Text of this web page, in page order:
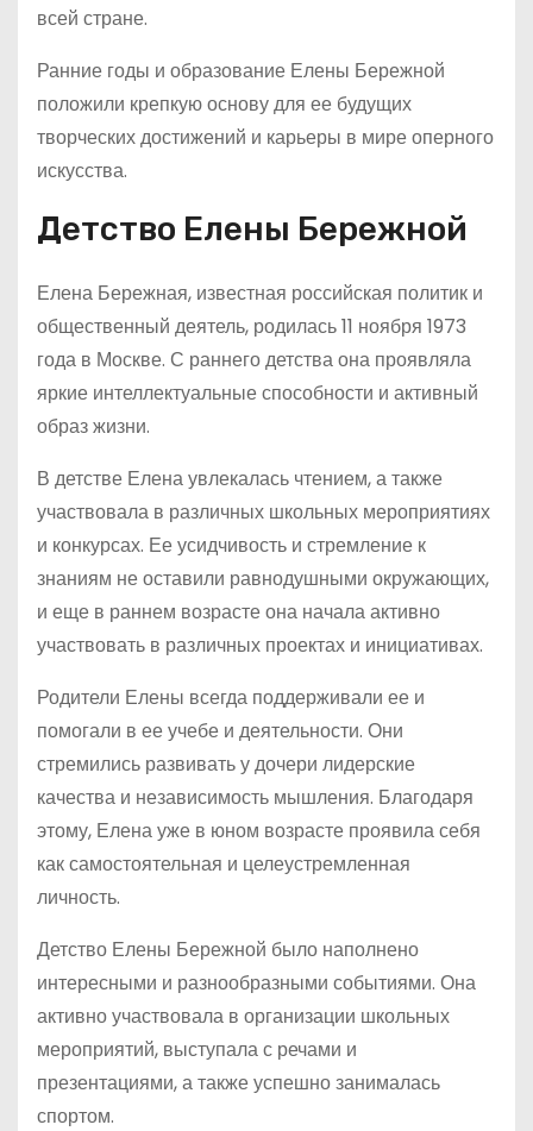
всей стране.
Ранние годы и образование Елены Бережной
положили крепкую основу для ее будущих
творческих достижений и карьеры в мире оперного
искусства.
Детство Елены Бережной
Елена Бережная, известная российская политик и
общественный деятель, родилась 11 ноября 1973
года в Москве. С раннего детства она проявляла
яркие интеллектуальные способности и активный
образ жизни.
В детстве Елена увлекалась чтением, а также
участвовала в различных школьных мероприятиях
и конкурсах. Ее усидчивость и стремление к
знаниям не оставили равнодушными окружающих,
и еще в раннем возрасте она начала активно
участвовать в различных проектах и инициативах.
Родители Елены всегда поддерживали ее и
помогали в ее учебе и деятельности. Они
стремились развивать у дочери лидерские
качества и независимость мышления. Благодаря
этому, Елена уже в юном возрасте проявила себя
как самостоятельная и целеустремленная
личность.
Детство Елены Бережной было наполнено
интересными и разнообразными событиями. Она
активно участвовала в организации школьных
мероприятий, выступала с речами и
презентациями, а также успешно занималась
спортом.